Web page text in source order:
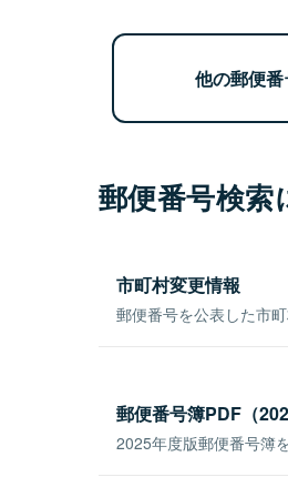
他の郵便
郵便番号検索
市町村変更情報
郵便番号を公表した市
郵便番号簿PDF（
2025年度版郵便番号簿